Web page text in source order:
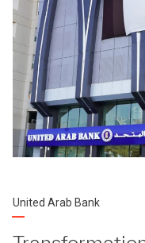
United Arab Bank